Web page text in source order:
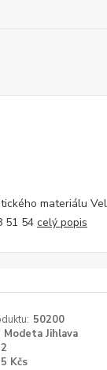
materiálu
51 54 celý popis
50200
Modeta Jihlava
Kčs